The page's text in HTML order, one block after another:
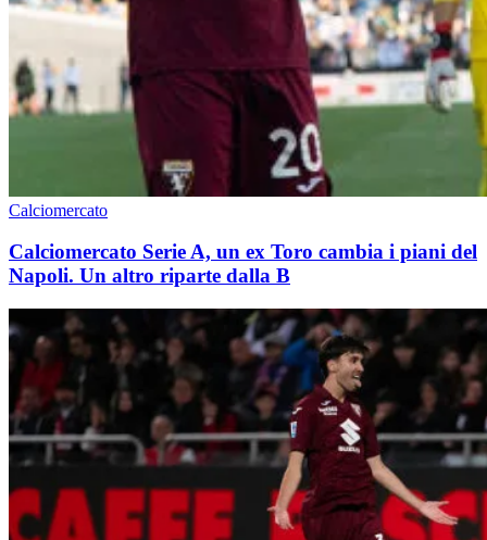
Calciomercato
Calciomercato Serie A, un ex Toro cambia i piani del
Napoli. Un altro riparte dalla B